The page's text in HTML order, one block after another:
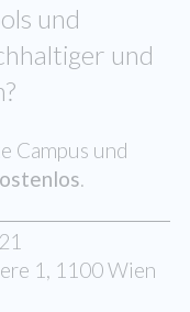
und
und
Campus und
.
1, 1100 Wien